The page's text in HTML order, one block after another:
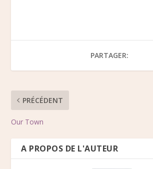
PARTAGER:
PRÉCÉDENT
Our Town
A PROPOS DE L'AUTEUR